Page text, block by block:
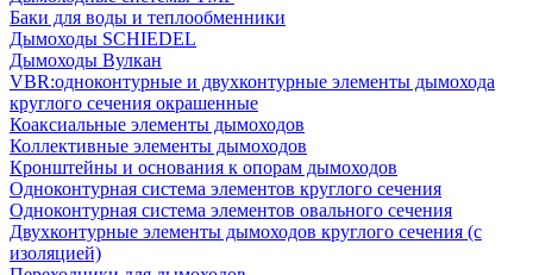
Баки для воды и теплообменники
Дымоходы SCHIEDEL
Дымоходы Вулкан
VBR:одноконтурные и двухконтурные элементы дымохода
круглого сечения окрашенные
Коаксиальные элементы дымоходов
Коллективные элементы дымоходов
Кронштейны и основания к опорам дымоходов
Одноконтурная система элементов круглого сечения
Одноконтурная система элементов овального сечения
Двухконтурные элементы дымоходов круглого сечения (с
изоляцией)